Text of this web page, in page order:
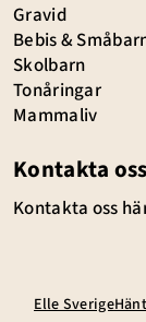
Gravid
Bebis &
Skolbarn
Tonåringar
Mammaliv
Kontakta oss
Kontakta oss
Elle Sverige